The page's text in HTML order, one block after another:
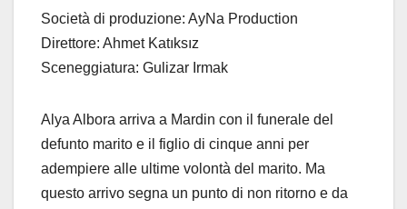
Società di produzione: AyNa Production
Direttore: Ahmet Katıksız
Sceneggiatura: Gulizar Irmak
Alya Albora arriva a Mardin con il funerale del
defunto marito e il figlio di cinque anni per
adempiere alle ultime volontà del marito. Ma
questo arrivo segna un punto di non ritorno e da